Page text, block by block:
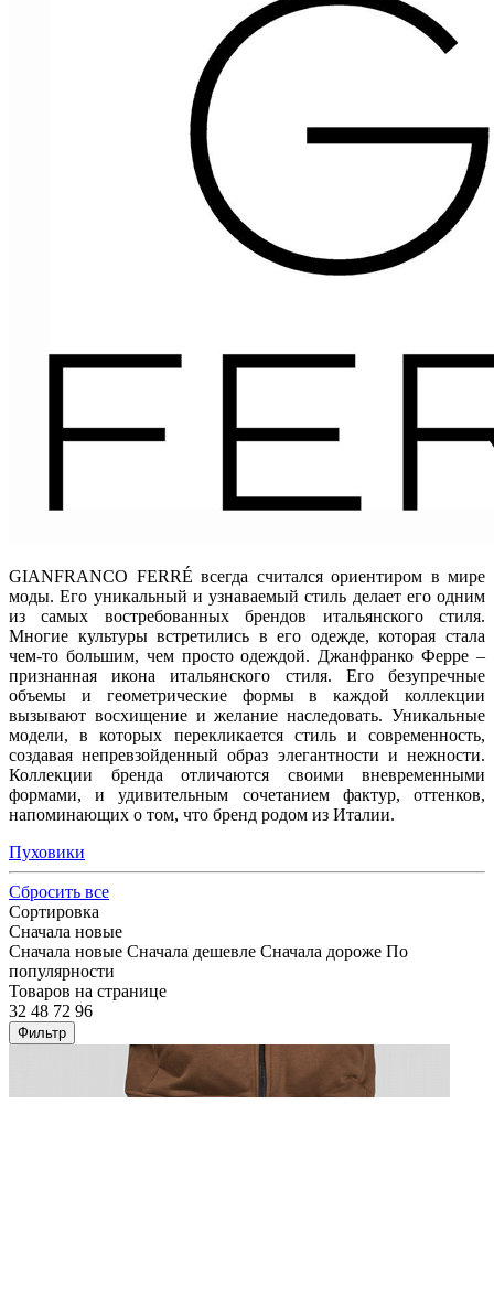
GIANFRANCO FERRÉ всегда считался ориентиром в мире
моды. Его уникальный и узнаваемый стиль делает его одним
из самых востребованных брендов итальянского стиля.
Многие культуры встретились в его одежде, которая стала
чем-то большим, чем просто одеждой. Джанфранко Ферре –
признанная икона итальянского стиля. Его безупречные
объемы и геометрические формы в каждой коллекции
вызывают восхищение и желание наследовать. Уникальные
модели, в которых перекликается стиль и современность,
создавая непревзойденный образ элегантности и нежности.
Коллекции бренда отличаются своими вневременными
формами, и удивительным сочетанием фактур, оттенков,
напоминающих о том, что бренд родом из Италии.
Пуховики
Сбросить все
Сортировка
Сначала новые
Сначала новые Сначала дешевле Сначала дороже По
популярности
Товаров на странице
32 48 72 96
Фильтр